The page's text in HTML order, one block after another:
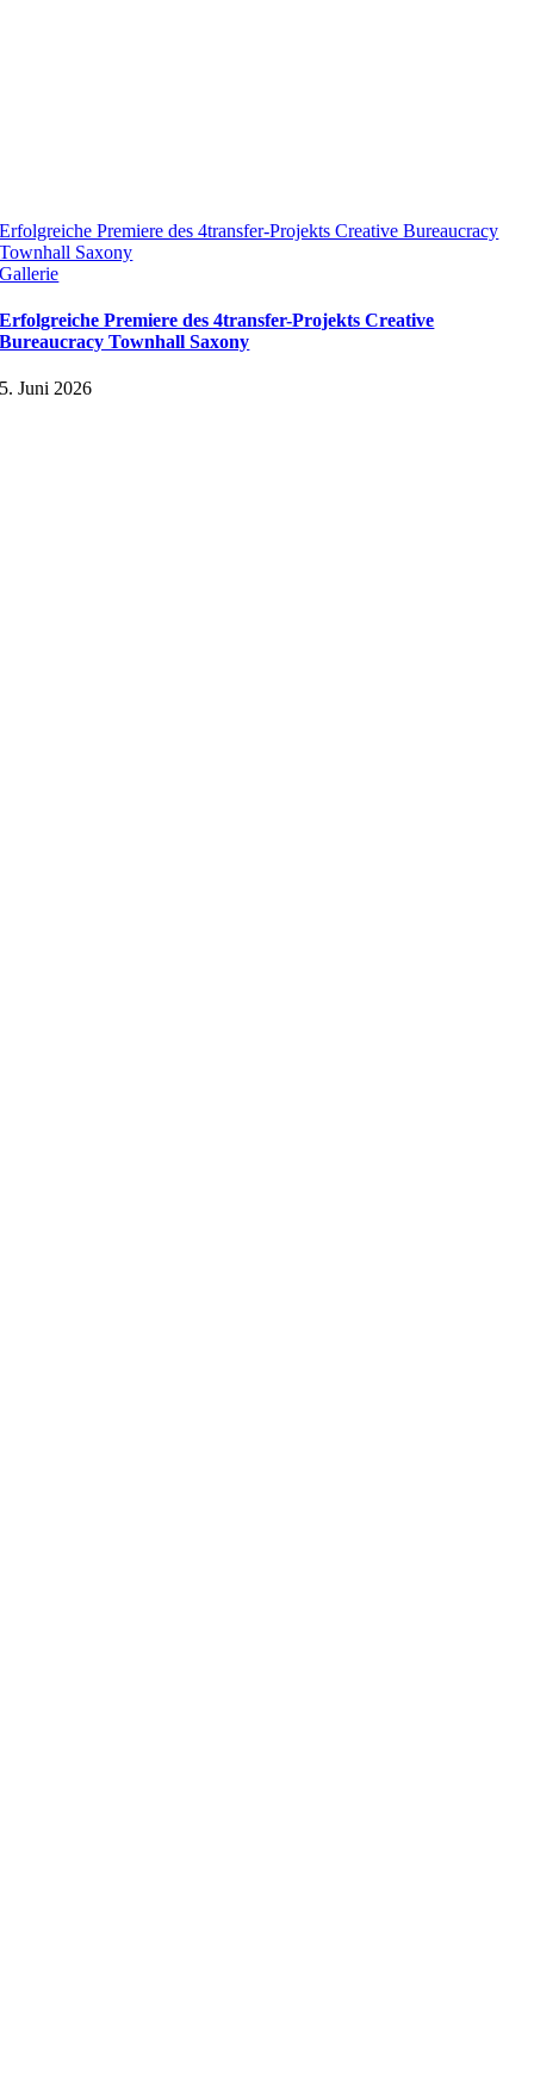
Erfolgreiche Premiere des 4transfer-Projekts Creative Bureaucracy
Townhall Saxony
Gallerie
Erfolgreiche Premiere des 4transfer-Projekts Creative
Bureaucracy Townhall Saxony
5. Juni 2026